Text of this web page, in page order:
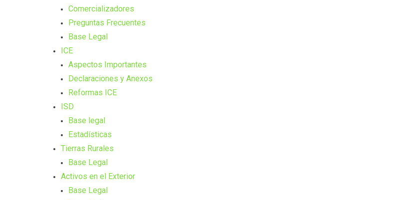
Comercializadores
Preguntas Frecuentes
Base Legal
ICE
Aspectos Importantes
Declaraciones y Anexos
Reformas ICE
ISD
Base legal
Estadísticas
Tierras Rurales
Base Legal
Activos en el Exterior
Base Legal